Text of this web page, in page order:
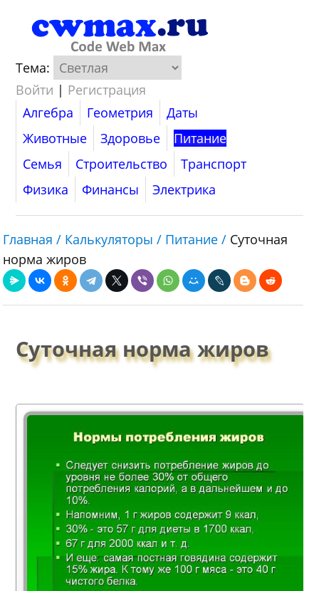
Тема:
Войти | Регистрация
Алгебра
Геометрия
Даты
Животные
Здоровье
Питание
Семья
Строительство
Транспорт
Физика
Финансы Электрика
Главная / Калькуляторы / Питание / Суточная
норма жиров
Суточная норма жиров